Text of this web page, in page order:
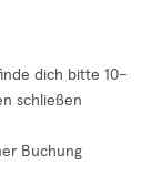
dich bitte 10–
schließen
Buchung